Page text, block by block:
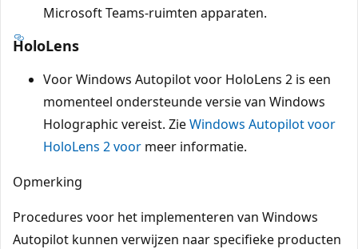
Microsoft Teams-ruimten apparaten.
HoloLens
Voor Windows Autopilot voor HoloLens 2 is een
momenteel ondersteunde versie van Windows
Holographic vereist. ZieWindows Autopilot voor
HoloLens 2 voor meer informatie.
Opmerking
Procedures voor het implementeren van Windows
Autopilot kunnen verwijzen naar specifieke producten